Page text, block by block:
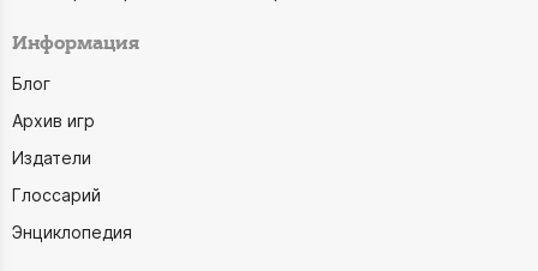
Информация
Блог
Архив игр
Издатели
Глоссарий
Энциклопедия